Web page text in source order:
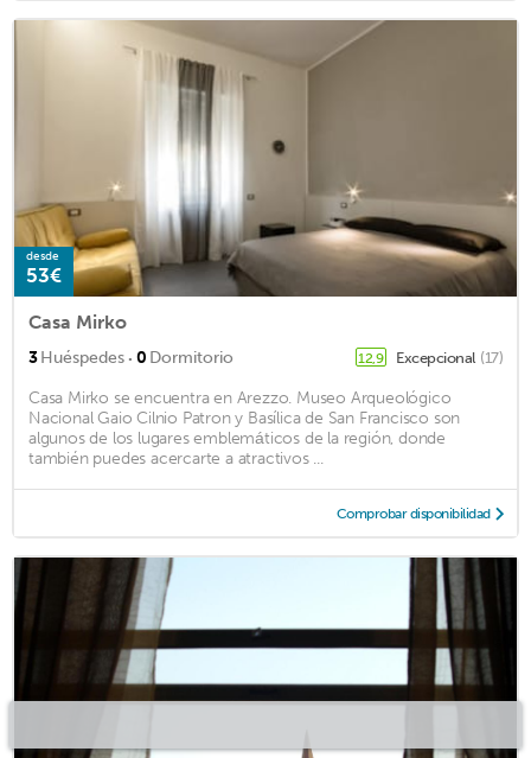
desde
53€
Casa Mirko
3Huéspedes · 0 Dormitorio 12,9 Excepcional (17)
Casa Mirko se encuentra en Arezzo. Museo Arqueológico
Nacional Gaio Cilnio Patron y Basílica de San Francisco son
algunos de los lugares emblemáticos de la región, donde
también puedes acercarte a atractivos ...
Comprobar disponibilidad